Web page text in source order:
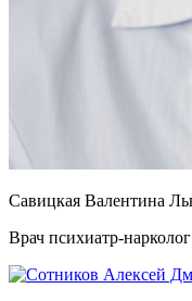
Савицкая Валентина
Врач психиатр-нарколог